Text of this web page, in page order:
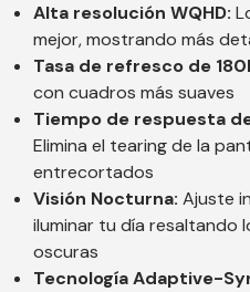
Alta resolución WQHD:
mejor, mostrando más
Tasa de refresco de
con cuadros más suaves
Tiempo de respuesta
Elimina el tearing de la
entrecortados
Visión Nocturna: Ajuste
iluminar tu día resaltando
oscuras
Tecnología Adaptive-